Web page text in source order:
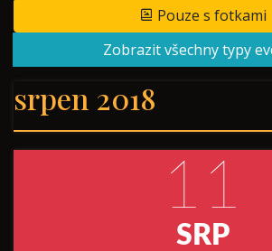
Pouze s fotkami
Zobrazit všechny typy
srpen 2018
11
SRP